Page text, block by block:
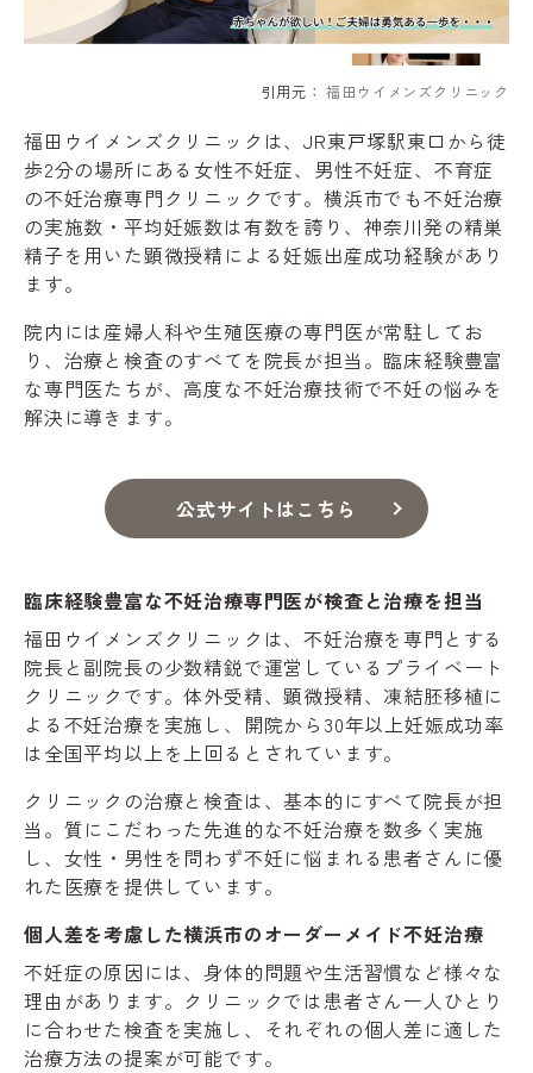
引用元：福田ウイメンズクリニック
福田ウイメンズクリニックは、JR東戸塚駅東口から徒
歩2分の場所にある女性不妊症、男性不妊症、不育症
の不妊治療専門クリニックです。横浜市でも不妊治療
の実施数・平均妊娠数は有数を誇り、神奈川発の精巣
精子を用いた顕微授精による妊娠出産成功経験があり
ます。
院内には産婦人科や生殖医療の専門医が常駐してお
り、治療と検査のすべてを院長が担当。臨床経験豊富
な専門医たちが、高度な不妊治療技術で不妊の悩みを
解決に導きます。
公式サイトはこちら
臨床経験豊富な不妊治療専門医が検査と治療を担当
福田ウイメンズクリニックは、不妊治療を専門とする
院長と副院長の少数精鋭で運営しているプライベート
クリニックです。体外受精、顕微授精、凍結胚移植に
よる不妊治療を実施し、開院から30年以上妊娠成功率
は全国平均以上を上回るとされています。
クリニックの治療と検査は、基本的にすべて院長が担
当。質にこだわった先進的な不妊治療を数多く実施
し、女性・男性を問わず不妊に悩まれる患者さんに優
れた医療を提供しています。
個人差を考慮した横浜市のオーダーメイド不妊治療
不妊症の原因には、身体的問題や生活習慣など様々な
理由があります。クリニックでは患者さん一人ひとり
に合わせた検査を実施し、それぞれの個人差に適した
治療方法の提案が可能です。